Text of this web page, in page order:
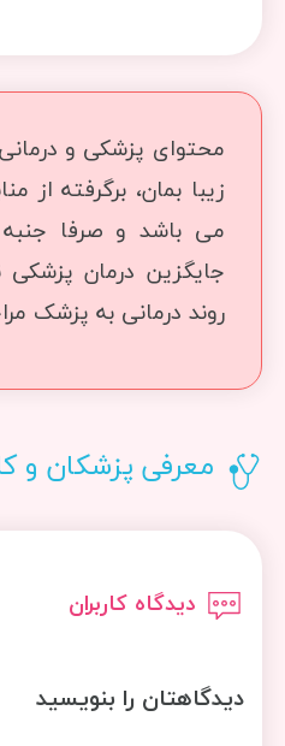
محتوای پزشکی و
زیبا بمان، برگرفته از
می باشد و صرفا جنبه
جایگزین درمان
روند درمانی به پزشک
معرفی پزشکان و
دیدگاه کاربران
دیدگاهتان را بنویسید